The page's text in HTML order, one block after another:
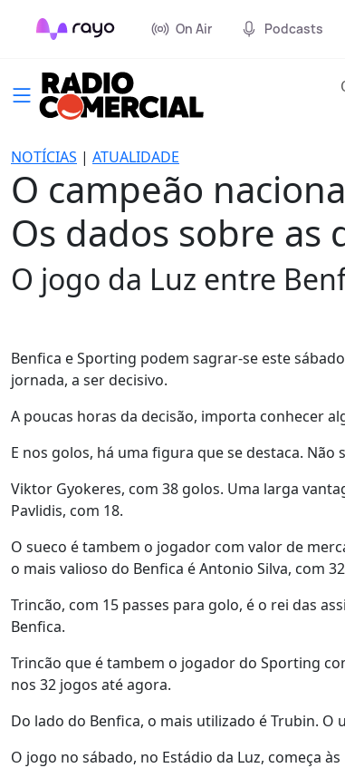
On Air Podcasts
NOTÍCIAS | ATUALIDADE
O campeão
Os dados sobre as
O jogo da Luz entre
Benfica e Sporting podem sagrar-se este
jornada, a ser decisivo.
A poucas horas da decisão, importa conhecer
E nos golos, há uma figura que se destaca.
Viktor Gyokeres, com 38 golos. Uma larga
Pavlidis, com 18.
O sueco é tambem o jogador com valor de
o mais valioso do Benfica é Antonio Silva, com
Trincão, com 15 passes para golo, é o rei das
Benfica.
Trincão que é tambem o jogador do Sporting
nos 32 jogos até agora.
Do lado do Benfica, o mais utilizado é Trubin. O
O jogo no sábado, no Estádio da Luz, começa